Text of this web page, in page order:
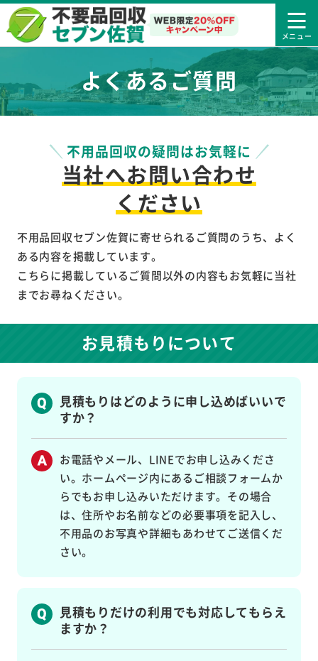
よくあるご質問
不用品回収の疑問はお気軽に
当社へお問い合わせ
ください
不用品回収セブン佐賀に寄せられるご質問のうち、よく
ある内容を掲載しています。
こちらに掲載しているご質問以外の内容もお気軽に当社
までお尋ねください。
お見積もりについて
見積もりはどのように申し込めばいいで
すか？
お電話やメール、LINEでお申し込みくださ
い。ホームページ内にあるご相談フォームか
らでもお申し込みいただけます。その場合
は、住所やお名前などの必要事項を記入し、
不用品のお写真や詳細もあわせてご送信くだ
さい。
見積もりだけの利用でも対応してもらえ
ますか？